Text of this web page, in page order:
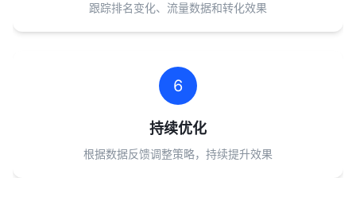
跟踪排名变化、流量数据和转化效果
6
持续优化
根据数据反馈调整策略，持续提升效果